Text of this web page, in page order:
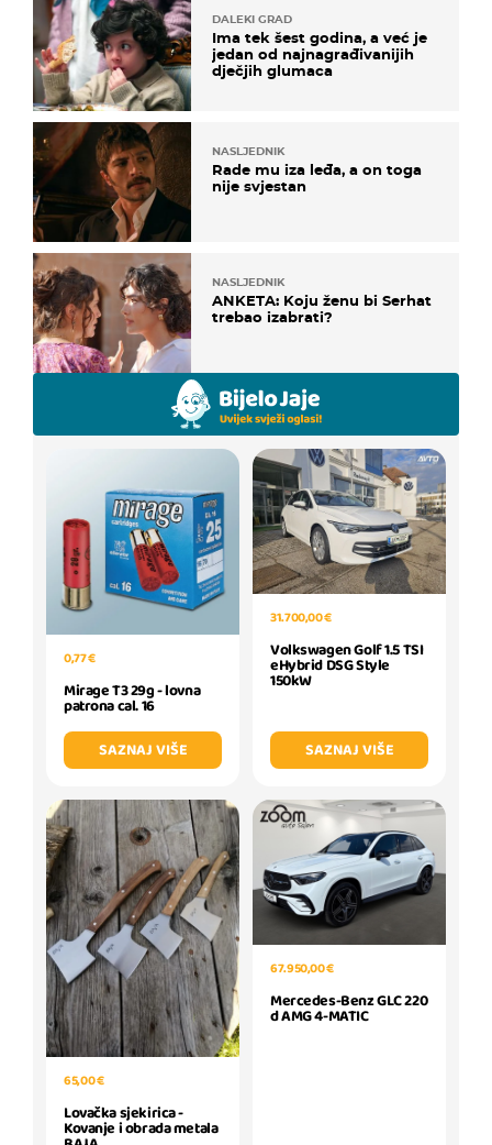
DALEKI GRAD
Ima tek šest godina, a već je
jedan od najnagrađivanijih
dječjih glumaca
NASLJEDNIK
Rade mu iza leđa, a on toga
nije svjestan
NASLJEDNIK
ANKETA: Koju ženu bi Serhat
trebao izabrati?
0,77 €
Mirage T3 29g - lovna
patrona cal. 16
SAZNAJ VIŠE
31.700,00 €
Volkswagen Golf 1.5 TSI
eHybrid DSG Style
150kW
SAZNAJ VIŠE
65,00 €
Lovačka sjekirica -
Kovanje i obrada metala
67.950,00 €
Mercedes-Benz GLC 220
d AMG 4-MATIC